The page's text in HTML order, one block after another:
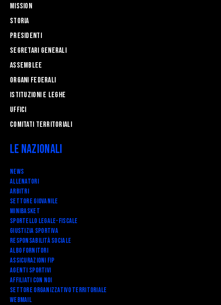
Mission
STORIA
Presidenti
Segretari generali
Assemblee
Organi federali
Istituzioni e leghe
Uffici
Comitati Territoriali
Le Nazionali
News
Allenatori
Arbitri
Settore Giovanile
Minibasket
SPORTELLO LEGALE-FISCALE
Giustizia Sportiva
Responsabilità Sociale
Albo fornitori
Assicurazioni FIP
Agenti Sportivi
Affiliati con noi
Settore Organizzativo Territoriale
Webmail